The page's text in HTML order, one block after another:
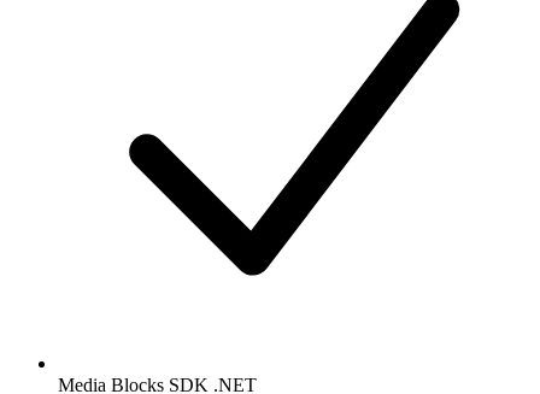
Media Blocks SDK .NET